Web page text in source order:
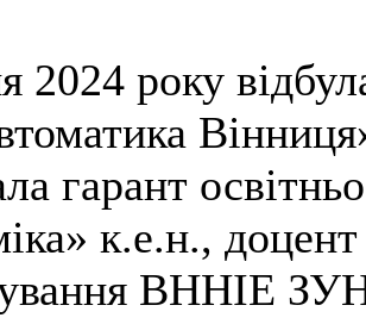
2024 року
гарант
к.е.н.,
ВННІЕ